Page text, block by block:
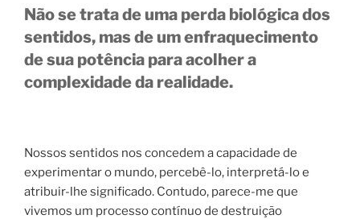
Não se trata de uma perda biológica dos
sentidos, mas de um enfraquecimento
de sua potência para acolher a
complexidade da realidade.
Nossos sentidos nos concedem a capacidade de
experimentar o mundo, percebê-lo, interpretá-lo e
atribuir-lhe significado. Contudo, parece-me que
vivemos um processo contínuo de destruição